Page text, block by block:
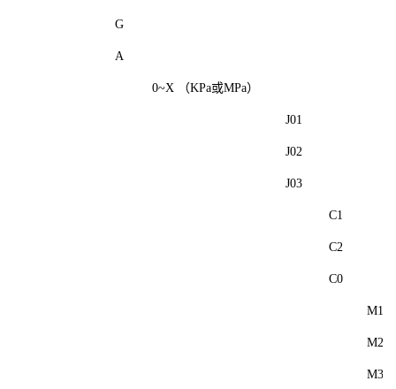
G
A
0~X （KPa或MPa）
J01
J02
J03
C1
C2
C0
M1
M2
M3